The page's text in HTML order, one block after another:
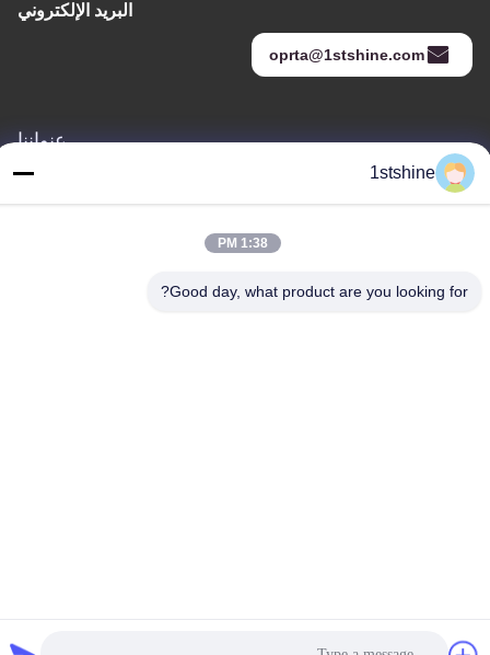
البريد الإلكتروني
oprta@1stshine.com
عنواننا
العنوان
Zhongshan ، مقاطعة Guangdong ، الصين
1stshine
1:38 PM
Good day, what product are you looking for?